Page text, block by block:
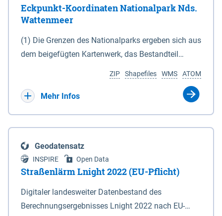
Eckpunkt-Koordinaten Nationalpark Nds.
Wattenmeer
(1) Die Grenzen des Nationalparks ergeben sich aus
dem beigefügten Kartenwerk, das Bestandteil
(DTK) im Maßstab 1 : 100 000 (Anlage 2), 2.
verkleinerte Amtliche Karte 1 : 5 000 (AK5) im
projizierte Koordinaten im Europäischen
Terrestrischen Referenzsystem 1989 (ETRS 89) mit
der Universalen Transversalen Mercator-Abbildung
bezogen auf die Zone 32 N (UTM 32N) dargestellt
(Anlage 4); Gleiches gilt für die geografischen
ATOM
WMS
Shapefiles
ZIP
Mehr Infos
Geodatensatz
INSPIRE Open Data
Straßenlärm Lnight 2022 (EU-Pflicht)
Digitaler landesweiter Datenbestand des
Berechnungsergebnisses Lnight 2022 nach EU-